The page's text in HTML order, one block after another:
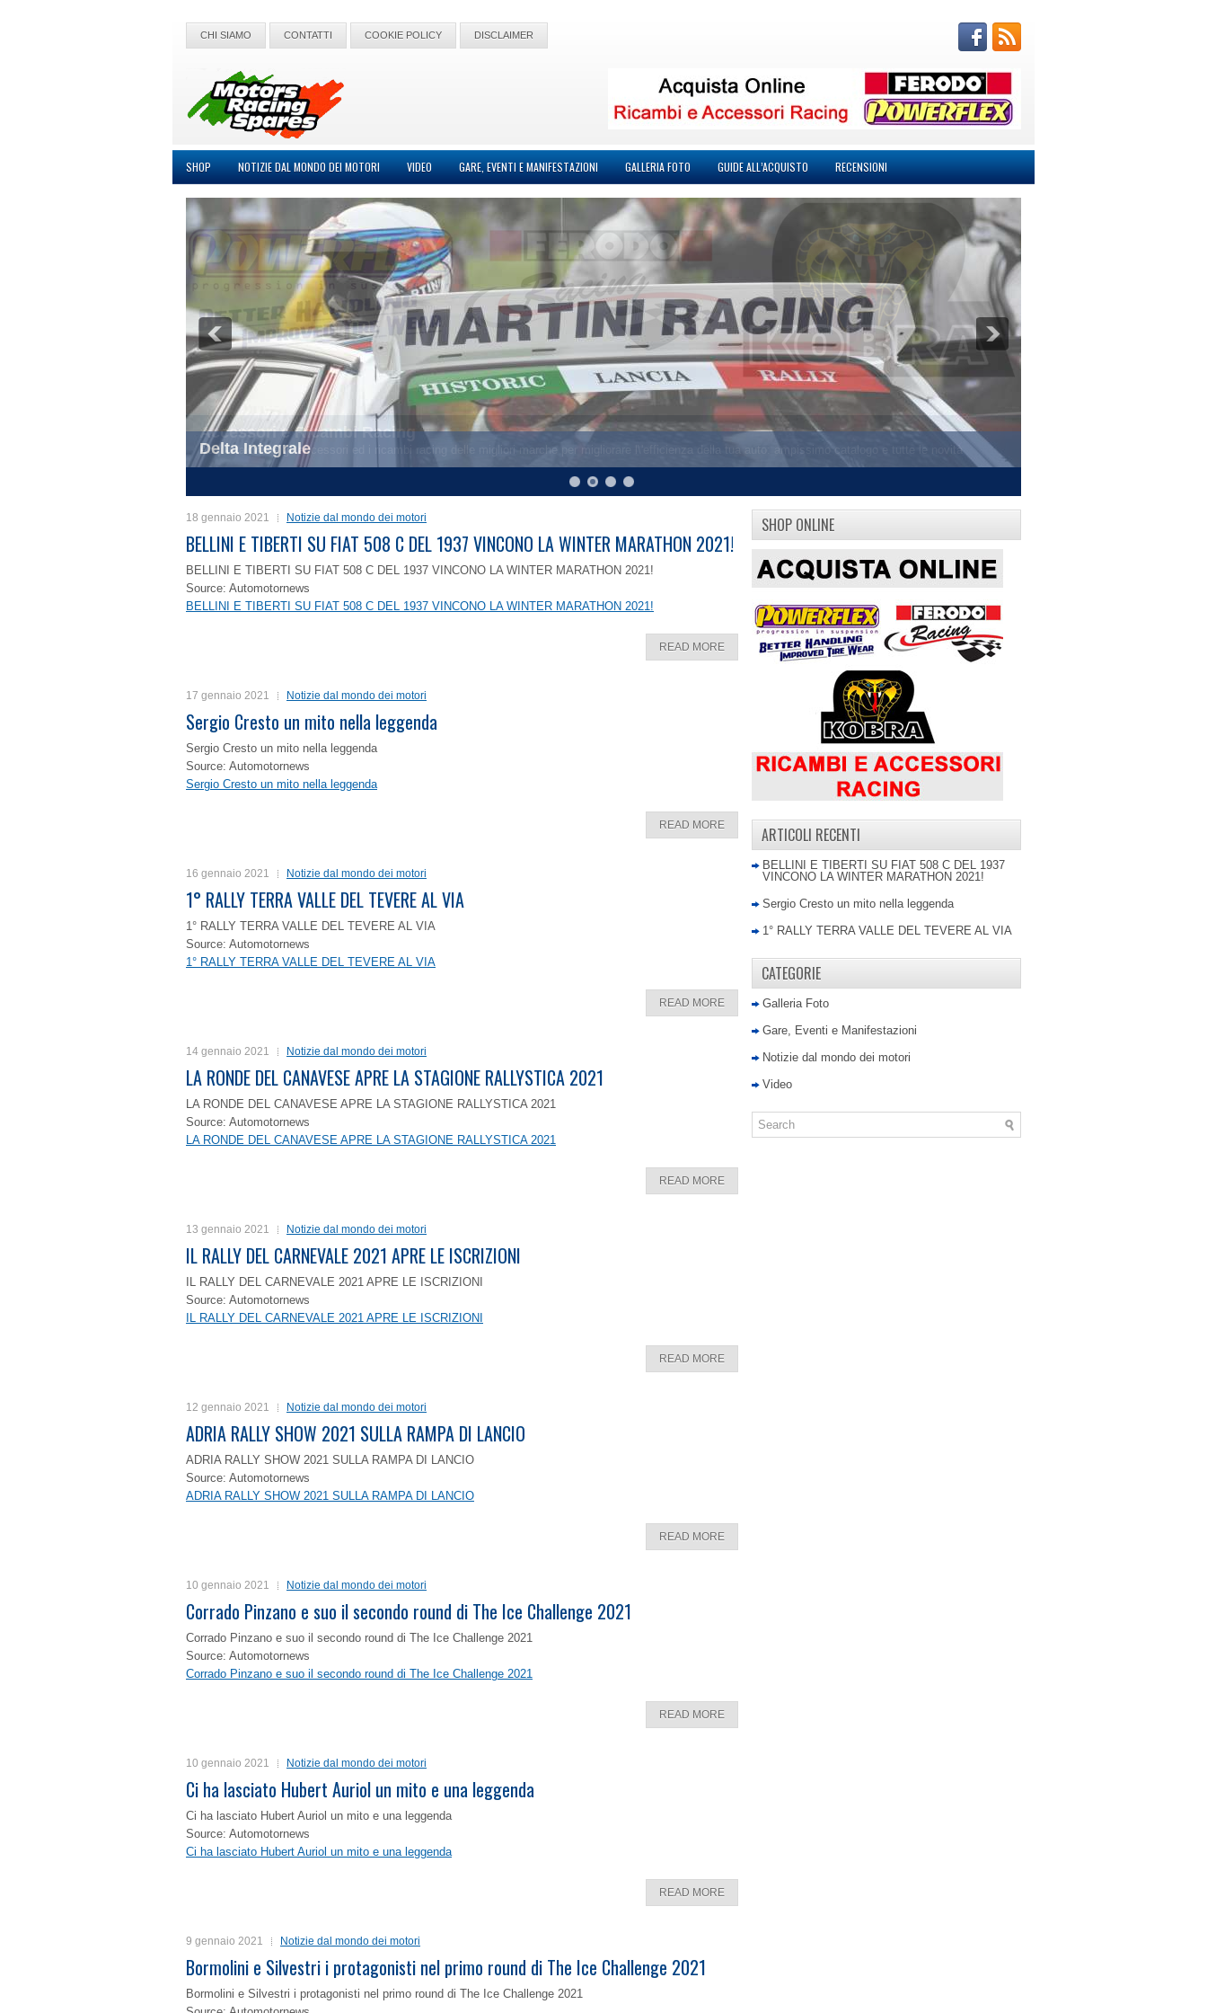
CHI SIAMO CONTATTI COOKIE POLICY DISCLAIMER
SHOP NOTIZIE DAL MONDO DEI MOTORI VIDEO GARE, EVENTI E MANIFESTAZIONI GALLERIA FOTO GUIDE ALL’ACQUISTO RECENSIONI
Delta Integrale
18 gennaio 2021 Notizie dal mondo dei motori
BELLINI E TIBERTI SU FIAT 508 C DEL 1937 VINCONO LA WINTER MARATHON 2021!
BELLINI E TIBERTI SU FIAT 508 C DEL 1937 VINCONO LA WINTER MARATHON 2021!
Source: Automotornews
BELLINI E TIBERTI SU FIAT 508 C DEL 1937 VINCONO LA WINTER MARATHON 2021!
READ MORE
17 gennaio 2021 Notizie dal mondo dei motori
Sergio Cresto un mito nella leggenda
Sergio Cresto un mito nella leggenda
Source: Automotornews
Sergio Cresto un mito nella leggenda
READ MORE
16 gennaio 2021 Notizie dal mondo dei motori
1° RALLY TERRA VALLE DEL TEVERE AL VIA
1° RALLY TERRA VALLE DEL TEVERE AL VIA
Source: Automotornews
1° RALLY TERRA VALLE DEL TEVERE AL VIA
READ MORE
14 gennaio 2021 Notizie dal mondo dei motori
LA RONDE DEL CANAVESE APRE LA STAGIONE RALLYSTICA 2021
LA RONDE DEL CANAVESE APRE LA STAGIONE RALLYSTICA 2021
Source: Automotornews
LA RONDE DEL CANAVESE APRE LA STAGIONE RALLYSTICA 2021
READ MORE
13 gennaio 2021 Notizie dal mondo dei motori
IL RALLY DEL CARNEVALE 2021 APRE LE ISCRIZIONI
IL RALLY DEL CARNEVALE 2021 APRE LE ISCRIZIONI
Source: Automotornews
IL RALLY DEL CARNEVALE 2021 APRE LE ISCRIZIONI
READ MORE
12 gennaio 2021 Notizie dal mondo dei motori
ADRIA RALLY SHOW 2021 SULLA RAMPA DI LANCIO
ADRIA RALLY SHOW 2021 SULLA RAMPA DI LANCIO
Source: Automotornews
ADRIA RALLY SHOW 2021 SULLA RAMPA DI LANCIO
READ MORE
10 gennaio 2021 Notizie dal mondo dei motori
Corrado Pinzano e suo il secondo round di The Ice Challenge 2021
Corrado Pinzano e suo il secondo round di The Ice Challenge 2021
Source: Automotornews
Corrado Pinzano e suo il secondo round di The Ice Challenge 2021
READ MORE
10 gennaio 2021 Notizie dal mondo dei motori
Ci ha lasciato Hubert Auriol un mito e una leggenda
Ci ha lasciato Hubert Auriol un mito e una leggenda
Source: Automotornews
Ci ha lasciato Hubert Auriol un mito e una leggenda
READ MORE
9 gennaio 2021 Notizie dal mondo dei motori
Bormolini e Silvestri i protagonisti nel primo round di The Ice Challenge 2021
Bormolini e Silvestri i protagonisti nel primo round di The Ice Challenge 2021
SHOP ONLINE
ARTICOLI RECENTI
BELLINI E TIBERTI SU FIAT 508 C DEL 1937
VINCONO LA WINTER MARATHON 2021!
Sergio Cresto un mito nella leggenda
1° RALLY TERRA VALLE DEL TEVERE AL VIA
CATEGORIE
Galleria Foto
Gare, Eventi e Manifestazioni
Notizie dal mondo dei motori
Video